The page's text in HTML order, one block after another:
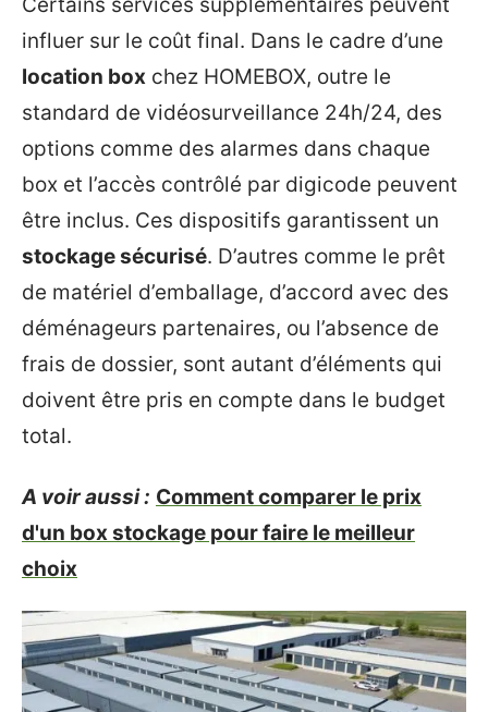
influer sur le coût final. Dans le cadre d’une
location box chez HOMEBOX, outre le
standard de vidéosurveillance 24h/24, des
options comme des alarmes dans chaque
box et l’accès contrôlé par digicode peuvent
être inclus. Ces dispositifs garantissent un
stockage sécurisé. D’autres comme le prêt
de matériel d’emballage, d’accord avec des
déménageurs partenaires, ou l’absence de
frais de dossier, sont autant d’éléments qui
doivent être pris en compte dans le budget
total.
A voir aussi : Comment comparer le prix
d'un box stockage pour faire le meilleur
choix